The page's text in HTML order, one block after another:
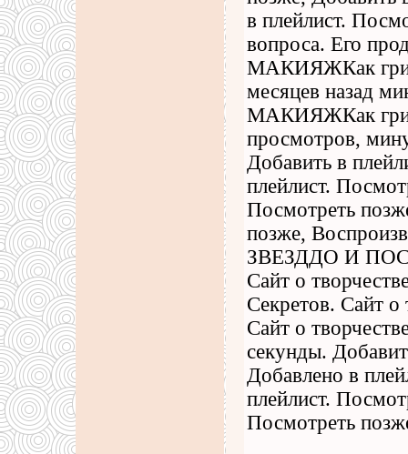
в плейлист.
вопроса. Его
МАКИЯЖКак
месяцев назад
МАКИЯЖКак
просмотров,
Добавить в
плейлист.
Посмотреть
позже,
ЗВЕЗДДО И
Сайт о
Секретов. Сайт о
Сайт о
секунды.
Добавлено в
плейлист.
Посмотреть